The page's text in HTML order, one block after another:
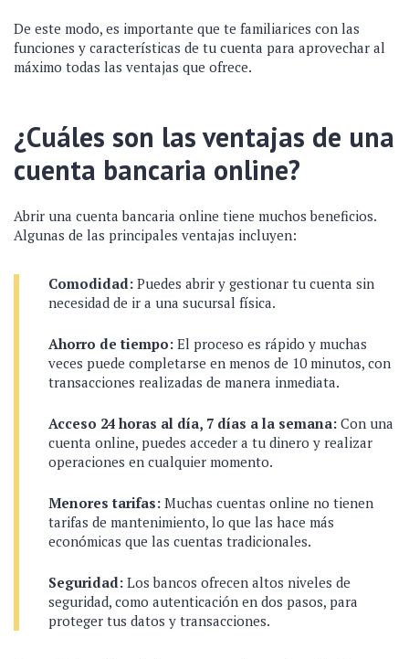
De este modo, es importante que te familiarices con las
funciones y características de tu cuenta para aprovechar al
máximo todas las ventajas que ofrece.
¿Cuáles son las ventajas de una
cuenta bancaria online?
Abrir una cuenta bancaria online tiene muchos beneficios.
Algunas de las principales ventajas incluyen:
Comodidad: Puedes abrir y gestionar tu cuenta sin
necesidad de ir a una sucursal física.
Ahorro de tiempo: El proceso es rápido y muchas
veces puede completarse en menos de 10 minutos, con
transacciones realizadas de manera inmediata.
Acceso 24 horas al día, 7 días a la semana: Con una
cuenta online, puedes acceder a tu dinero y realizar
operaciones en cualquier momento.
Menores tarifas: Muchas cuentas online no tienen
tarifas de mantenimiento, lo que las hace más
económicas que las cuentas tradicionales.
Seguridad: Los bancos ofrecen altos niveles de
seguridad, como autenticación en dos pasos, para
proteger tus datos y transacciones.